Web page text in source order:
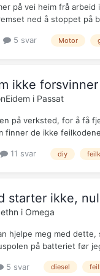
på vei heim frå
ned å stoppet på
5 svar Motor
ikke
i Passat
på verksted, for å få
finner de ikke
11 svar diy
starter ikke,
i Omega
hjelpe meg med
på batteriet før
5 svar diesel